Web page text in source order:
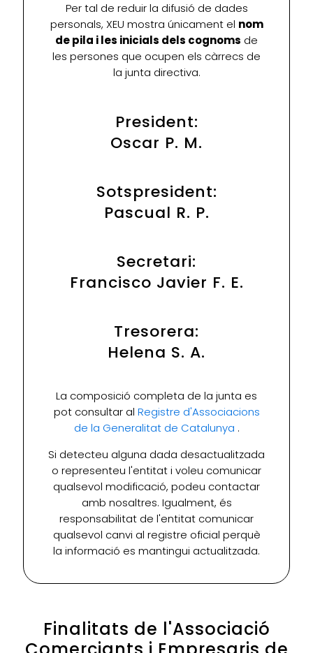
Per tal de reduir la difusió de dades
personals, XEU mostra únicament el nom
de pila i les inicials dels cognoms de
les persones que ocupen els càrrecs de
la junta directiva.
President:
Oscar P. M.
Sotspresident:
Pascual R. P.
Secretari:
Francisco Javier F. E.
Tresorera:
Helena S. A.
La composició completa de la junta es
pot consultar al Registre d'Associacions
de la Generalitat de Catalunya .
Si detecteu alguna dada desactualitzada
o representeu l'entitat i voleu comunicar
qualsevol modificació, podeu contactar
amb nosaltres. Igualment, és
responsabilitat de l'entitat comunicar
qualsevol canvi al registre oficial perquè
la informació es mantingui actualitzada.
Finalitats de l'Associació